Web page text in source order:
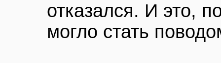
отказался. И это,
могло стать